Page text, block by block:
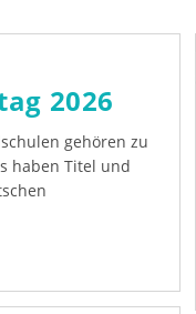
2026
gehören zu
haben Titel und